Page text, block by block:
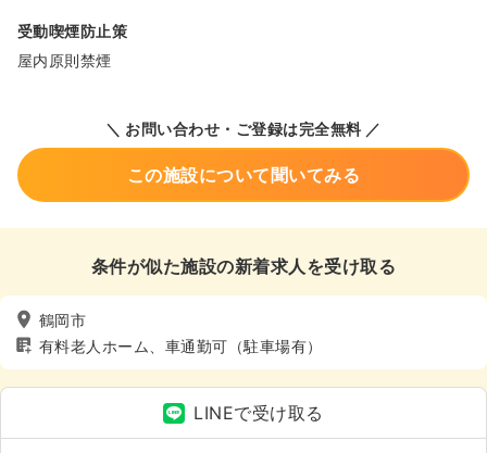
受動喫煙防止策
屋内原則禁煙
＼ お問い合わせ・ご登録は完全無料 ／
この施設について聞いてみる
条件が似た施設の新着求人を受け取る
鶴岡市
有料老人ホーム、車通勤可（駐車場有）
LINEで受け取る